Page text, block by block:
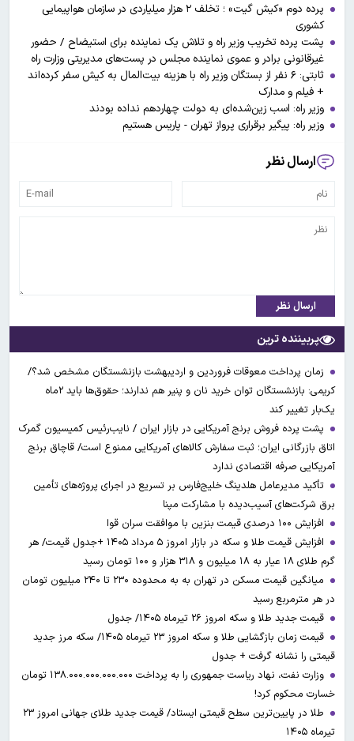
پرده دوم «کیش گیت» ؛ تخلف ۲ هزار میلیاردی در سازمان هواپیمایی
کشوری
پشت پرده تخریب وزیر راه و تلاش یک نماینده برای استیضاح / حضور
غیرقانونی برادر و عموی نماینده مجلس در پست‌های مدیریتی وزارت راه
ثابتی: ۶ نفر از بستگان وزیر راه با هزینه بیت‌المال به کیش سفر کرده‌اند
+ فیلم و مدارک
وزیر راه: اسب زین‌شده‌ای به دولت چهاردهم نداده بودند
وزیر راه: پیگیر برقراری پرواز تهران - پاریس هستیم
ارسال نظر
ارسال نظر
پربیننده ترین
زمان پرداخت معوقات فروردین و اردیبهشت بازنشستگان مشخص شد؟/
کریمی: بازنشستگان توان خرید نان و پنیر هم ندارند؛ حقوق‌ها باید ۲ماه
یک‌بار تغییر کند
پشت پرده فروش برنج آمریکایی در بازار ایران / نایب‌رئیس کمیسیون گمرک
اتاق بازرگانی ایران؛ ثبت سفارش کالاهای آمریکایی ممنوع است/ قاچاق برنج
آمریکایی صرفه اقتصادی ندارد
تأکید مدیرعامل هلدینگ خلیج‌فارس بر تسریع در اجرای پروژه‌های تأمین
برق شرکت‌های آسیب‌دیده با مشارکت مپنا
افزایش ۱۰۰ درصدی قیمت بنزین با موافقت سران قوا
افزایش قیمت طلا و سکه در بازار امروز ۵ مرداد ۱۴۰۵ +جدول قیمت/ هر
گرم طلای ۱۸ عیار به ۱۸ میلیون و ۳۱۸ هزار و ۱۰۰ تومان رسید
میانگین قیمت مسکن در تهران به به محدوده ۲۳۰ تا ۲۴۰ میلیون تومان
در هر مترمربع رسید
قیمت جدید طلا و سکه امروز ۲۶ تیرماه ۱۴۰۵/ جدول
قیمت زمان بازگشایی طلا و سکه امروز ۲۳ تیرماه ۱۴۰۵/ سکه مرز جدید
قیمتی را نشانه گرفت + جدول
وزارت نفت، نهاد ریاست جمهوری را به پرداخت ۱۳۸.۰۰۰.۰۰۰.۰۰۰.۰۰۰ تومان
خسارت محکوم کرد!
طلا در پایین‌ترین سطح قیمتی ایستاد/ قیمت جدید طلای جهانی امروز ۲۳
تیرماه ۱۴۰۵